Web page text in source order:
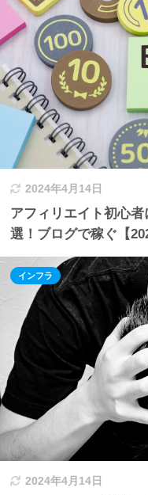
2024年4月14日
アフィリエイト初心
選！ブログで稼ぐ【
2024年4月14日
インフラ